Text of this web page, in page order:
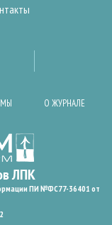
О ЖУРНАЛЕ
ПИ №ФС77-36401 от